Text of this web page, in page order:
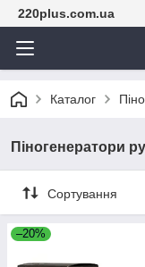
220plus.com.ua
Каталог
Піногенератори
Сортування
–20%